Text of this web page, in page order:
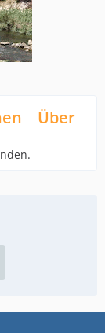
Über